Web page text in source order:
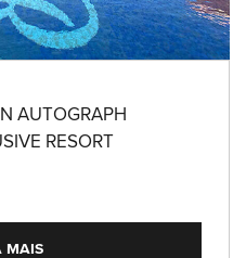
AUTOGRAPH
RESORT
MAIS